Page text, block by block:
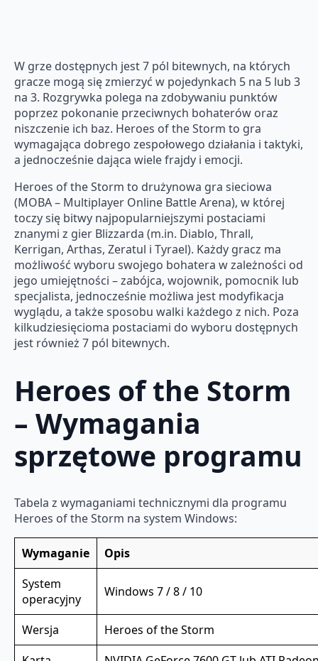
W grze dostępnych jest 7 pól bitewnych, na których
gracze mogą się zmierzyć w pojedynkach 5 na 5 lub 3
na 3. Rozgrywka polega na zdobywaniu punktów
poprzez pokonanie przeciwnych bohaterów oraz
niszczenie ich baz. Heroes of the Storm to gra
wymagająca dobrego zespołowego działania i taktyki,
a jednocześnie dająca wiele frajdy i emocji.
Heroes of the Storm to drużynowa gra sieciowa
(MOBA – Multiplayer Online Battle Arena), w której
toczy się bitwy najpopularniejszymi postaciami
znanymi z gier Blizzarda (m.in. Diablo, Thrall,
Kerrigan, Arthas, Zeratul i Tyrael). Każdy gracz ma
możliwość wyboru swojego bohatera w zależności od
jego umiejętności – zabójca, wojownik, pomocnik lub
specjalista, jednocześnie możliwa jest modyfikacja
wyglądu, a także sposobu walki każdego z nich. Poza
kilkudziesięcioma postaciami do wyboru dostępnych
jest również 7 pól bitewnych.
Heroes of the Storm
– Wymagania
sprzętowe programu
Tabela z wymaganiami technicznymi dla programu
Heroes of the Storm na system Windows:
Wymaganie
Opis
System
operacyjny
Windows 7 / 8 / 10
Wersja
Heroes of the Storm